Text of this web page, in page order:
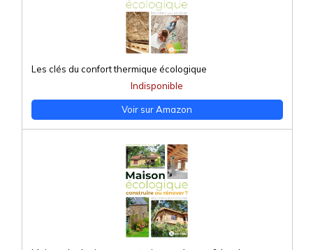
Les clés du confort thermique écologique
Indisponible
Voir sur Amazon